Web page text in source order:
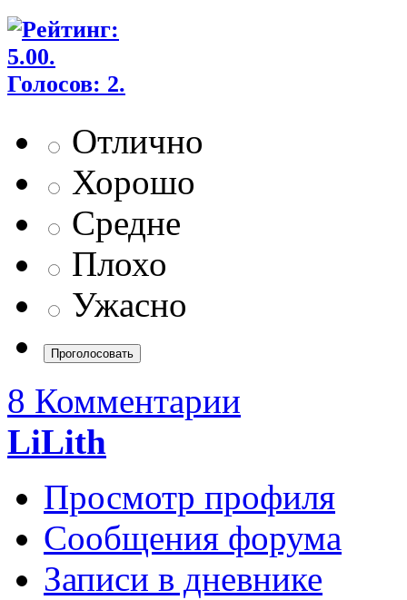
Отлично
Хорошо
Средне
Плохо
Ужасно
8 Комментарии
LiLith
Просмотр профиля
Сообщения форума
Записи в дневнике